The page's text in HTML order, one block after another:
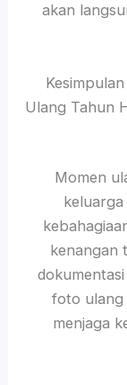
akan
Ulang Tahun
Momen
kenangan
foto ulang
menjaga